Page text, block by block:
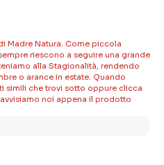
Madre Natura. Come piccola
riescono a seguire una grande
alla Stagionalità, rendendo
o arance in estate. Quando
simili che trovi sotto oppure clicca
noi appena il prodotto